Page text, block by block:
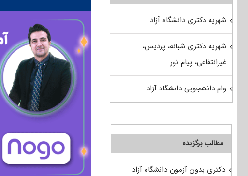
شهریه دکتری دانشگاه آزاد
شهریه دکتری شبانه، پردیس،
غیرانتفاعی، پیام نور
وام دانشجویی دانشگاه آزاد
مطالب برگزیده
دکتری بدون آزمون دانشگاه آزاد